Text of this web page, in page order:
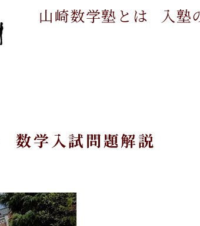
山崎数学塾とは 入塾
数学入試問題解説